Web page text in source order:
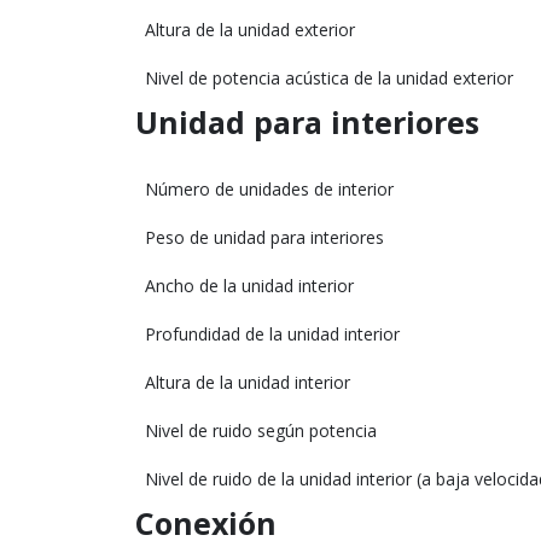
Altura de la unidad exterior
Nivel de potencia acústica de la unidad exterior
Unidad para interiores
Número de unidades de interior
Peso de unidad para interiores
Ancho de la unidad interior
Profundidad de la unidad interior
Altura de la unidad interior
Nivel de ruido según potencia
Nivel de ruido de la unidad interior (a baja
Conexión